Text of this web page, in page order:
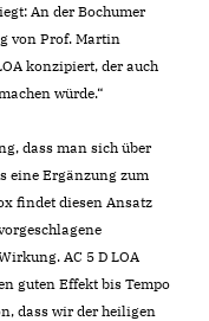
An der Bochumer
von Prof. Martin
konzipiert, der auch
würde.“
dass man sich über
eine Ergänzung zum
findet diesen Ansatz
AC 5 D LOA
guten Effekt bis Tempo
dass wir der heiligen